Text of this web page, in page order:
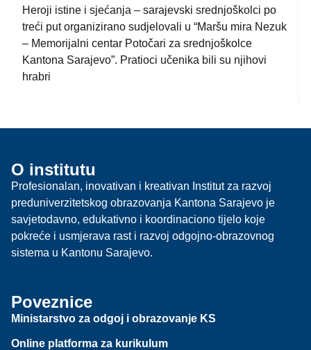
Heroji istine i sjećanja – sarajevski srednjoškolci po
treći put organizirano sudjelovali u “Maršu mira Nezuk
– Memorijalni centar Potočari za srednjoškolce
Kantona Sarajevo”. Pratioci učenika bili su njihovi
hrabri
O institutu
Profesionalan, inovativan i kreativan Institut za razvoj
preduniverzitetskog obrazovanja Kantona Sarajevo je
savjetodavno, edukativno i koordinaciono tijelo koje
pokreće i usmjerava rast i razvoj odgojno-obrazovnog
sistema u Kantonu Sarajevo.
Poveznice
Ministarstvo za odgoj i obrazovanje KS
Online platforma za kurikulum